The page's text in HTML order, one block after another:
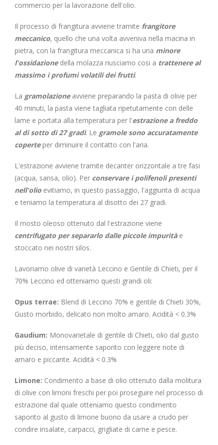
commercio per la lavorazione dell'olio.
Il processo di frangitura avviene tramite frangitore
meccanico, quello che una volta avveniva nella macina in
pietra, con la frangitura meccanica si ha una minore
l'ossidazionedella molazza riusciamo cosi a trattenere al
massimo i profumi volatili dei frutti.
La gramolazioneavviene preparando la pasta di olive per
40 minuti, la pasta viene tagliata ripetutamente con delle
lame e portata alla temperatura per l'estrazione a freddo
al di sotto di 27 gradi. Le gramole sono accuratamente
coperteper diminuire il contatto con l'aria.
L'estrazione avviene tramite decanter orizzontale a tre fasi
(acqua, sansa, olio). Per conservare i polifenoli presenti
nell'olio evitiamo, in questo passaggio, l'aggiunta di acqua
e teniamo la temperatura al disotto dei 27 gradi.
Il mosto oleoso ottenuto dal l'estrazione viene
centrifugato per separarlo dalle piccole impuritàe
stoccato nei nostri silos.
Lavoriamo olive di varietà Leccino e Gentile di Chieti, per il
70% Leccino ed otteniamo questi grandi oli:
Opus terrae: Blend di Leccino 70% e gentile di Chieti 30%,
Gusto morbido, delicato non molto amaro. Acidità < 0.3%
Gaudium: Monovarietale di gentile di Chieti, olio dal gusto
più deciso, intensamente saporito con leggere note di
amaro e piccante. Acidità < 0.3%
Limone: Condimento a base di olio ottenuto dalla molitura
di olive con limoni freschi per poi proseguire nel processo di
estrazione dal quale otteniamo questo condimento
saporito al gusto di limone buono da usare a crudo per
condire insalate, carpacci, grigliate di carne e pesce.